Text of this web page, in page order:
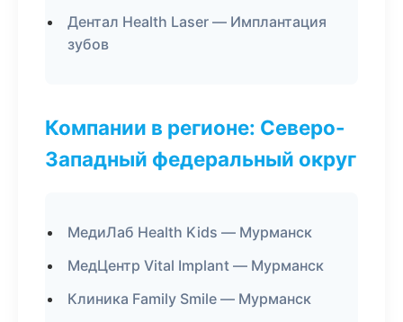
Дентал Health Laser — Имплантация
зубов
Компании в регионе: Северо-
Западный федеральный округ
МедиЛаб Health Kids — Мурманск
МедЦентр Vital Implant — Мурманск
Клиника Family Smile — Мурманск